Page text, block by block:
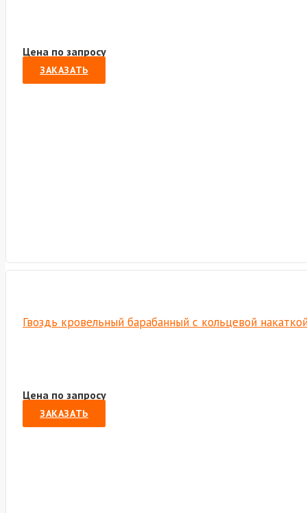
Цена по запросу
ЗАКАЗАТЬ
Гвоздь кровельный барабанный с кольцевой
Цена по запросу
ЗАКАЗАТЬ